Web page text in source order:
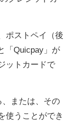
ポストペイ（後
「Quicpay」が
ットカードで
、または、その
使うことができ